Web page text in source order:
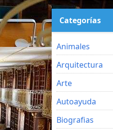
Categorías
Animales
Arquitectura
Arte
Autoayuda
Biografias